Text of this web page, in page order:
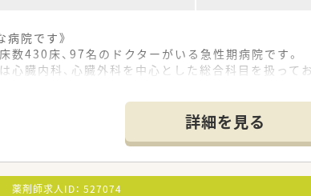
病院です》
数430床、97名のドクターがいる急性期病院です。
心臓内科、心臓外科を中心とした総合科目を扱って
心臓カテーテル検査約7000例、心臓不整脈カテー
も力を入れており、外国からの見学医師や外国人医
どの薬剤師が活躍されております。
も採用され、薬剤部の平均年齢も30代前半と若い
詳細を見る
薬剤師求人ID： 527074